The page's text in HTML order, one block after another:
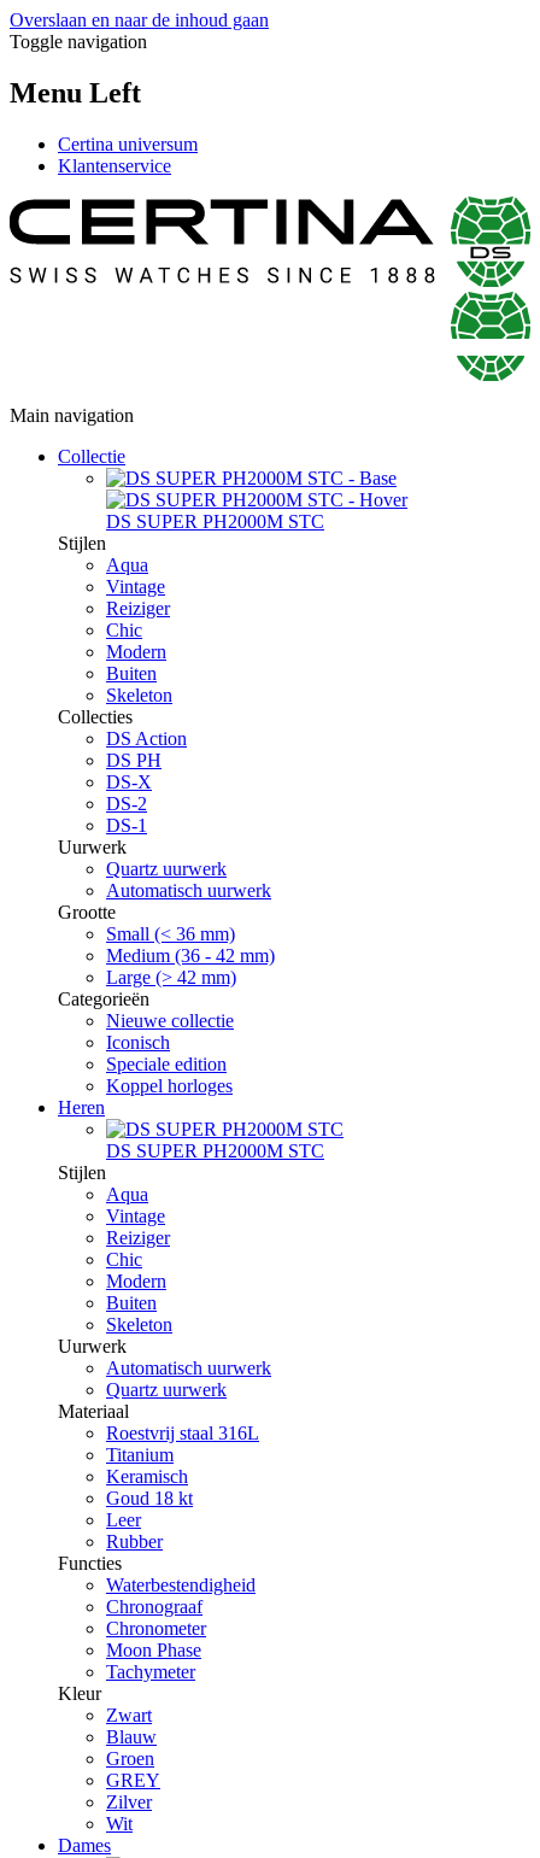
Overslaan en naar de inhoud gaan
Toggle navigation
Menu Left
Certina universum
Klantenservice
Main navigation
Collectie
DS SUPER PH2000M STC
Stijlen
Aqua
Vintage
Reiziger
Chic
Modern
Buiten
Skeleton
Collecties
DS Action
DS PH
DS-X
DS-2
DS-1
Uurwerk
Quartz uurwerk
Automatisch uurwerk
Grootte
Small (< 36 mm)
Medium (36 - 42 mm)
Large (> 42 mm)
Categorieën
Nieuwe collectie
Iconisch
Speciale edition
Koppel horloges
Heren
DS SUPER PH2000M STC
Stijlen
Aqua
Vintage
Reiziger
Chic
Modern
Buiten
Skeleton
Uurwerk
Automatisch uurwerk
Quartz uurwerk
Materiaal
Roestvrij staal 316L
Titanium
Keramisch
Goud 18 kt
Leer
Rubber
Functies
Waterbestendigheid
Chronograaf
Chronometer
Moon Phase
Tachymeter
Kleur
Zwart
Blauw
Groen
GREY
Zilver
Wit
Dames